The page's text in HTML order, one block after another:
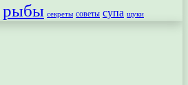
рыбы секреты советы супа щуки